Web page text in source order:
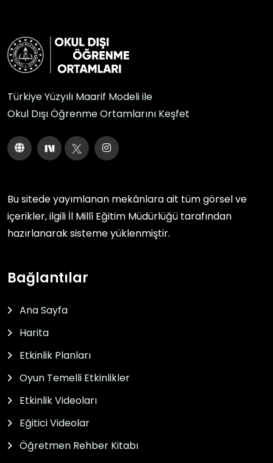
Türkiye Yüzyılı Maarif Modeli ile
Okul Dışı Öğrenme Ortamlarını Keşfet
Bu sitede yayımlanan mekânlara ait tüm görsel ve
içerikler, ilgili İl Millî Eğitim Müdürlüğü tarafından
hazırlanarak sisteme yüklenmiştir.
Bağlantılar
Ana Sayfa
Harita
Etkinlik Planları
Oyun Temelli Etkinlikler
Etkinlik Videoları
Eğitici Videolar
Öğretmen Rehber Kitabı